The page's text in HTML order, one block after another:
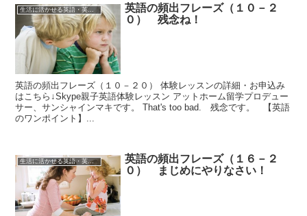
生活に活かせる英語・英会話
英語の頻出フレーズ（１０－２
０） 残念ね！
英語の頻出フレーズ（１０－２０） 体験レッスンの詳細・お申込み
はこちら↓Skype親子英語体験レッスン アットホーム留学プロデュー
サー、サンシャインマキです。 That's too bad. 残念です。 【英語
のワンポイント】...
生活に活かせる英語・英会話
英語の頻出フレーズ（１６－２
０） まじめにやりなさい！